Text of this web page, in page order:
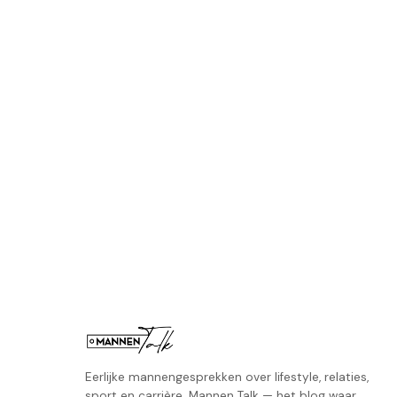
Eerlijke mannengesprekken over lifestyle, relaties,